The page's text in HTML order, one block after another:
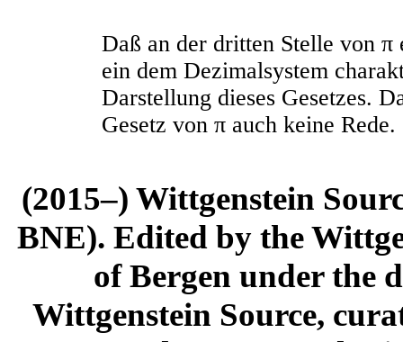
Daß an der dritten Stelle von π
ein dem Dezimalsystem
Darstellung dieses Gesetzes.
Gesetz von π auch keine Rede.
(2015–) Wittgenstein
BNE). Edited by the
of Bergen under the
Wittgenstein Source,